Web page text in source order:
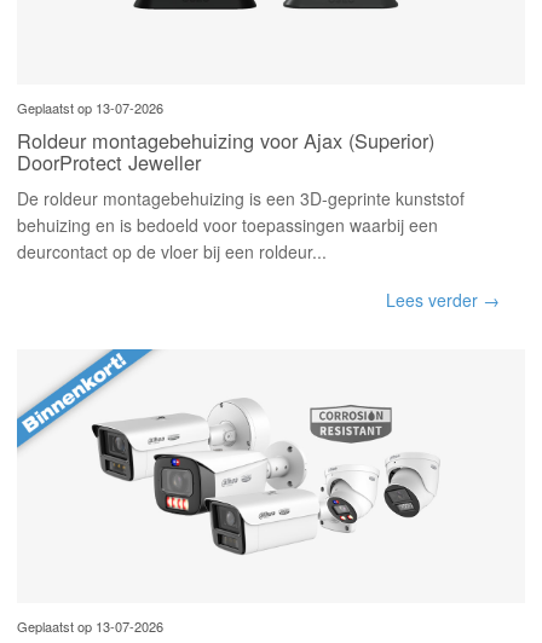
Geplaatst op 13-07-2026
Roldeur montagebehuizing voor Ajax (Superior)
DoorProtect Jeweller
De roldeur montagebehuizing is een 3D-geprinte kunststof
behuizing en is bedoeld voor toepassingen waarbij een
deurcontact op de vloer bij een roldeur...
Lees verder →
Geplaatst op 13-07-2026